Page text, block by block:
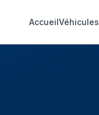
AccueilVéhicules